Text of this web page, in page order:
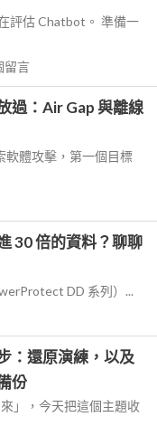
評估 Chatbot。 準備一
留言
過：Air Gap 與離線
軟體攻擊，第一個目標
30 倍的資料？聊聊
DD 系列）...
：還原演練，以及
份
」，今天把這個主題收